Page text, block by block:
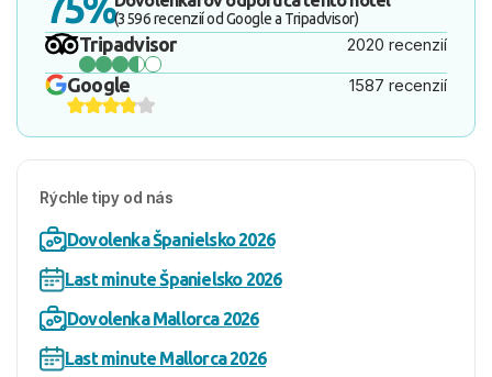
(3596 recenzií od Google a Tripadvisor)
Tripadvisor 2020 recenzií
Google 1587 recenzií
Rýchle tipy od nás
Dovolenka Španielsko 2026
Last minute Španielsko 2026
Dovolenka Mallorca 2026
Last minute Mallorca 2026